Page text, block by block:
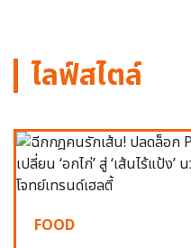
ไลฟ์สไตล์
FOOD